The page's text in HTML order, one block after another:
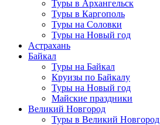
Туры в Архангельск
Туры в Каргополь
Туры на Соловки
Туры на Новый год
Астрахань
Байкал
Туры на Байкал
Круизы по Байкалу
Туры на Новый год
Майские праздники
Великий Новгород
Туры в Великий Новгород